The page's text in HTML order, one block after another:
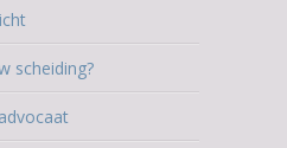
scheiding?